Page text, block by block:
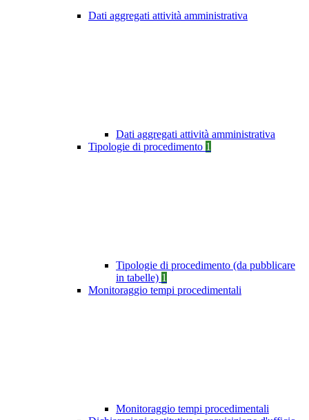
Dati aggregati attività amministrativa
Dati aggregati attività amministrativa
Tipologie di procedimento 1
Tipologie di procedimento (da pubblicare
in tabelle) 1
Monitoraggio tempi procedimentali
Monitoraggio tempi procedimentali